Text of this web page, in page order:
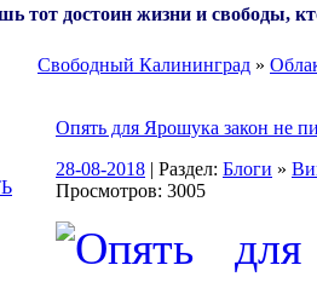
тот достоин жизни и свободы,
Свободный Калининград »
Опять для Ярошука закон не
28-08-2018 | Раздел: Блоги »
Просмотров: 3005